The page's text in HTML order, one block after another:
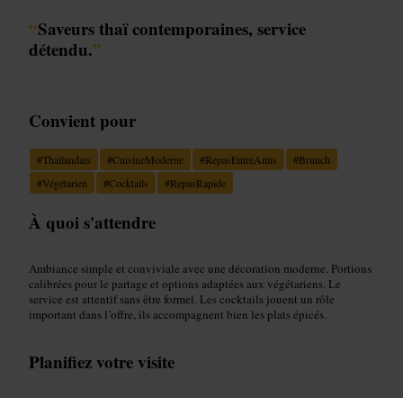
“Saveurs thaï contemporaines, service
détendu.”
Convient pour
#Thaïlandais #CuisineModerne #RepasEntreAmis #Brunch
#Végétarien #Cocktails #RepasRapide
À quoi s'attendre
Ambiance simple et conviviale avec une décoration moderne. Portions
calibrées pour le partage et options adaptées aux végétariens. Le
service est attentif sans être formel. Les cocktails jouent un rôle
important dans l’offre, ils accompagnent bien les plats épicés.
Planifiez votre visite